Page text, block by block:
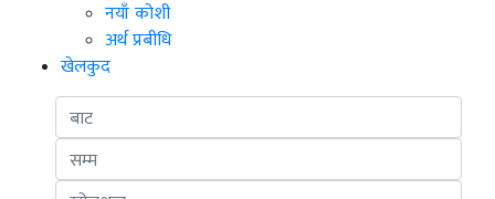
नयाँ कोशी
अर्थ प्रबीधि
खेलकुद